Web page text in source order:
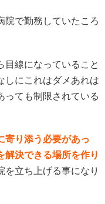
院で勤務していたころ
目線になっていること
しにこれはダメあれは
っても制限されている
寄り添う必要があっ
解決できる場所を作り
を立ち上げる事になり